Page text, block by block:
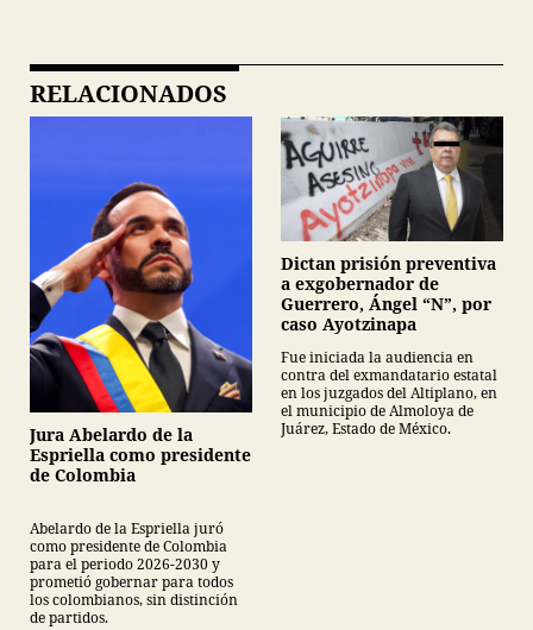
RELACIONADOS
Jura Abelardo de la
Espriella como presidente
de Colombia
Abelardo de la Espriella juró
como presidente de Colombia
para el periodo 2026-2030 y
prometió gobernar para todos
los colombianos, sin distinción
de partidos.
Dictan prisión preventiva
a exgobernador de
Guerrero, Ángel “N”, por
caso Ayotzinapa
Fue iniciada la audiencia en
contra del exmandatario estatal
en los juzgados del Altiplano, en
el municipio de Almoloya de
Juárez, Estado de México.